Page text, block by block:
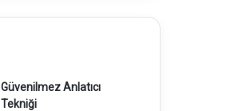
Güvenilmez Anlatıcı
Tekniği